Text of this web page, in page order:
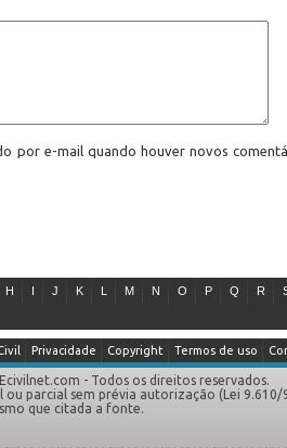
por e-mail quando houver novos
H I J K L M N O P Q R
Termos de uso
Copyright
Privacidade
- Todos os direitos reservados.
parcial sem prévia autorização (Lei 9.610/
que citada a fonte.